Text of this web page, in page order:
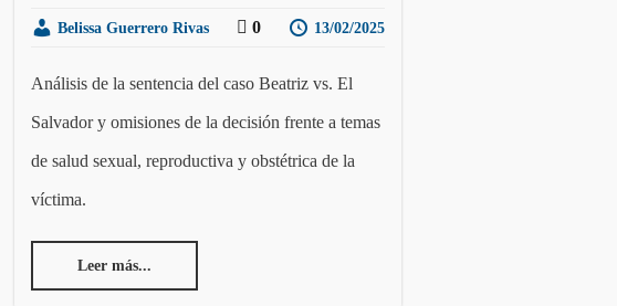
Belissa Guerrero Rivas 0 13/02/2025
Análisis de la sentencia del caso Beatriz vs. El
Salvador y omisiones de la decisión frente a temas
de salud sexual, reproductiva y obstétrica de la
víctima.
Leer más...